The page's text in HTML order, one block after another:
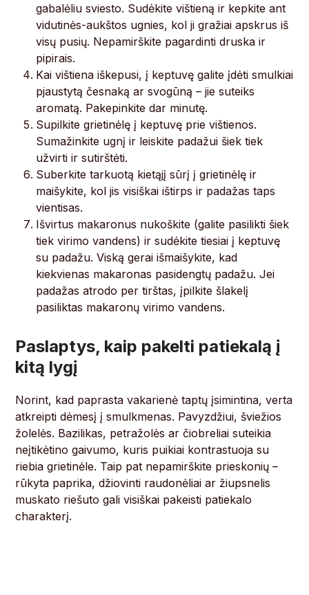
gabalėliu sviesto. Sudėkite vištieną ir kepkite ant
vidutinės-aukštos ugnies, kol ji gražiai apskrus iš
visų pusių. Nepamirškite pagardinti druska ir
pipirais.
Kai vištiena iškepusi, į keptuvę galite įdėti smulkiai
pjaustytą česnaką ar svogūną – jie suteiks
aromatą. Pakepinkite dar minutę.
Supilkite grietinėlę į keptuvę prie vištienos.
Sumažinkite ugnį ir leiskite padažui šiek tiek
užvirti ir sutirštėti.
Suberkite tarkuotą kietąjį sūrį į grietinėlę ir
maišykite, kol jis visiškai ištirps ir padažas taps
vientisas.
Išvirtus makaronus nukoškite (galite pasilikti šiek
tiek virimo vandens) ir sudėkite tiesiai į keptuvę
su padažu. Viską gerai išmaišykite, kad
kiekvienas makaronas pasidengtų padažu. Jei
padažas atrodo per tirštas, įpilkite šlakelį
pasiliktas makaronų virimo vandens.
Paslaptys, kaip pakelti patiekalą į
kitą lygį
Norint, kad paprasta vakarienė taptų įsimintina, verta
atkreipti dėmesį į smulkmenas. Pavyzdžiui, šviežios
žolelės. Bazilikas, petražolės ar čiobreliai suteikia
neįtikėtino gaivumo, kuris puikiai kontrastuoja su
riebia grietinėle. Taip pat nepamirškite prieskonių –
rūkyta paprika, džiovinti raudonėliai ar žiupsnelis
muskato riešuto gali visiškai pakeisti patiekalo
charakterį.